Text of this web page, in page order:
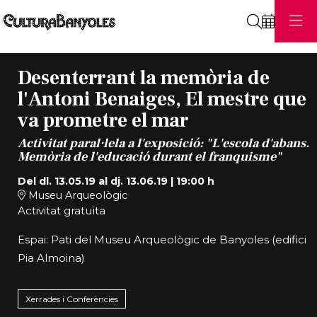
Desenterrant la memòria de
l'Antoni Benaiges, El mestre que
va prometre el mar
Activitat paral·lela a l'exposició: "L'escola d'abans.
Memòria de l'educació durant el franquisme"
Del dl. 13.05.19al dj. 13.06.19| 19:00 h
Museu Arqueològic
Activitat gratuïta
Espai: Pati del Museu Arqueològic de Banyoles (edifici
Pia Almoina)
Xerrades i Conferències